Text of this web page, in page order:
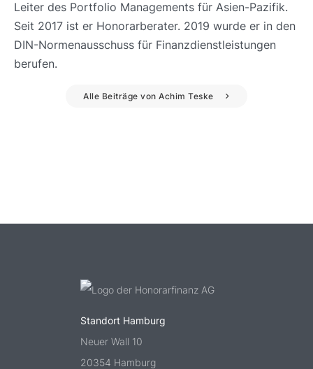
Leiter des Portfolio Managements für Asien-Pazifik.
Seit 2017 ist er Honorarberater. 2019 wurde er in den
DIN-Normenausschuss für Finanzdienstleistungen
berufen.
Alle Beiträge von Achim Teske
Standort Hamburg
Neuer Wall 10
20354 Hamburg